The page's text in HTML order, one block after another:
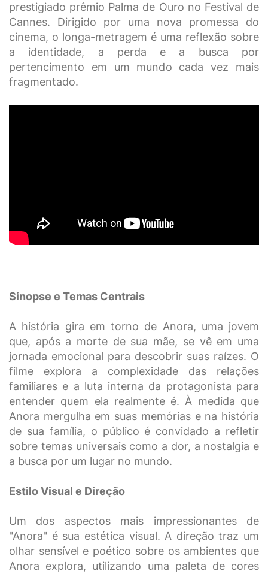
prestigiado prêmio Palma de Ouro no Festival de
Cannes. Dirigido por uma nova promessa do
cinema, o longa-metragem é uma reflexão sobre
a identidade, a perda e a busca por
pertencimento em um mundo cada vez mais
fragmentado.
Sinopse e Temas Centrais
A história gira em torno de Anora, uma jovem
que, após a morte de sua mãe, se vê em uma
jornada emocional para descobrir suas raízes. O
filme explora a complexidade das relações
familiares e a luta interna da protagonista para
entender quem ela realmente é. À medida que
Anora mergulha em suas memórias e na história
de sua família, o público é convidado a refletir
sobre temas universais como a dor, a nostalgia e
a busca por um lugar no mundo.
Estilo Visual e Direção
Um dos aspectos mais impressionantes de
"Anora" é sua estética visual. A direção traz um
olhar sensível e poético sobre os ambientes que
Anora explora, utilizando uma paleta de cores